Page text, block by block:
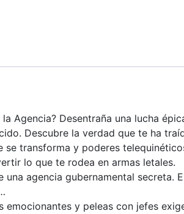
Agencia? Desentraña una lucha
Descubre la verdad que te ha
transforma y poderes
lo que te rodea en armas letales.
agencia gubernamental secreta.
y peleas con jefes